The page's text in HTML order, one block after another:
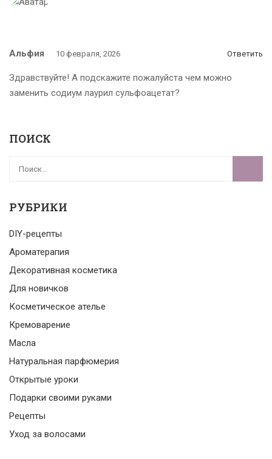
Альфия 10 февраля, 2026 Ответить
Здравствуйте! А подскажите пожалуйста чем можно
заменить содиум лаурил сульфоацетат?
ПОИСК
РУБРИКИ
DIY-рецепты
Ароматерапия
Декоративная косметика
Для новичков
Косметическое ателье
Кремоварение
Масла
Натуральная парфюмерия
Открытые уроки
Подарки своими руками
Рецепты
Уход за волосами